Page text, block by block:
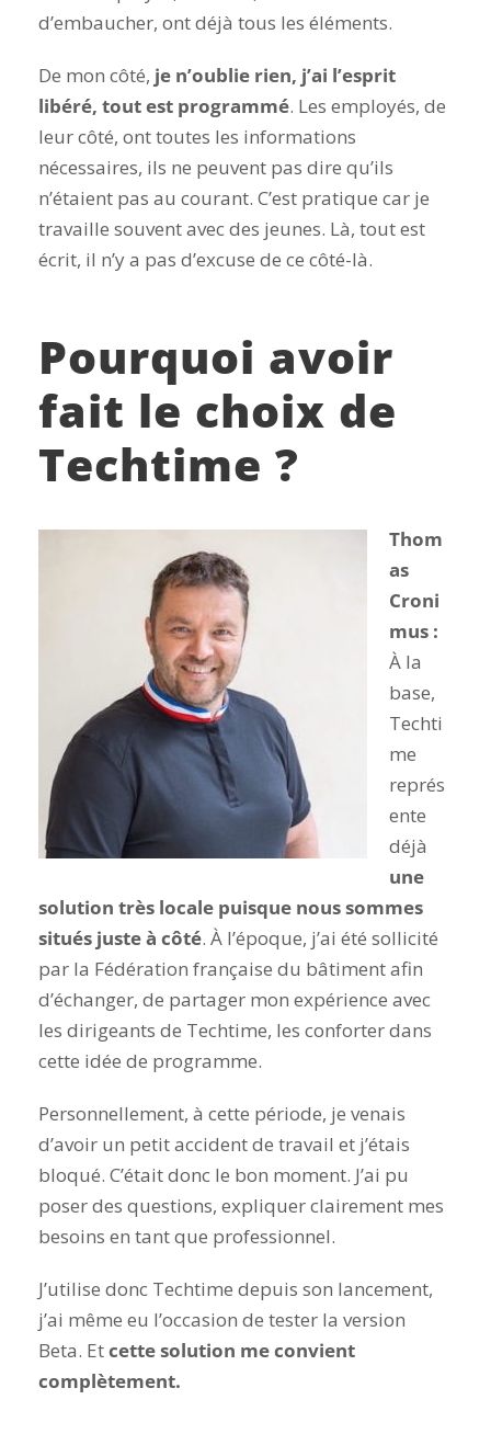
d’embaucher, ont déjà tous les éléments.
De mon côté, je n’oublie rien, j’ai l’esprit
libéré, tout est programmé. Les employés, de
leur côté, ont toutes les informations
nécessaires, ils ne peuvent pas dire qu’ils
n’étaient pas au courant. C’est pratique car je
travaille souvent avec des jeunes. Là, tout est
écrit, il n’y a pas d’excuse de ce côté-là.
Pourquoi avoir
fait le choix de
Techtime ?
Thom
as
Croni
mus :
À la
base,
Techti
me
représ
ente
déjà
une
solution très locale puisque nous sommes
situés juste à côté. À l’époque, j’ai été sollicité
par la Fédération française du bâtiment afin
d’échanger, de partager mon expérience avec
les dirigeants de Techtime, les conforter dans
cette idée de programme.
Personnellement, à cette période, je venais
d’avoir un petit accident de travail et j’étais
bloqué. C’était donc le bon moment. J’ai pu
poser des questions, expliquer clairement mes
besoins en tant que professionnel.
J’utilise donc Techtime depuis son lancement,
j’ai même eu l’occasion de tester la version
Beta. Etcette solution me convient
complètement.